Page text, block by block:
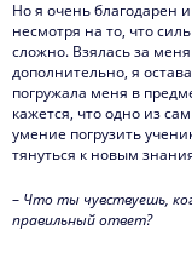
Но я очень благодарен
несмотря на то, что
сложно. Взялась за
дополнительно, я
погружала меня в
кажется, что одно из
умение погрузить
тянуться к новым
– Что ты чувствуешь,
правильный ответ?